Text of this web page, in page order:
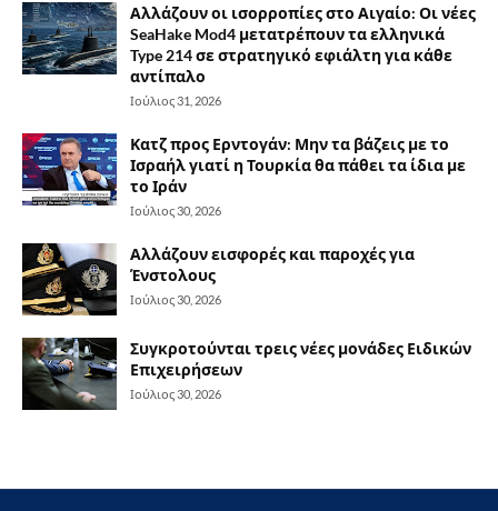
Αλλάζουν οι ισορροπίες στο Αιγαίο: Οι νέες
SeaHake Mod4 μετατρέπουν τα ελληνικά
Type 214 σε στρατηγικό εφιάλτη για κάθε
αντίπαλο
Ιούλιος 31, 2026
Κατζ προς Ερντογάν: Μην τα βάζεις με το
Ισραήλ γιατί η Τουρκία θα πάθει τα ίδια με
το Ιράν
Ιούλιος 30, 2026
Αλλάζουν εισφορές και παροχές για
Ένστολους
Ιούλιος 30, 2026
Συγκροτούνται τρεις νέες μονάδες Ειδικών
Επιχειρήσεων
Ιούλιος 30, 2026